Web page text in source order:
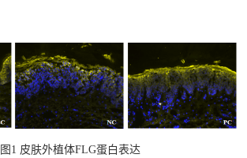
图 1 皮肤外植体FLG蛋白表达